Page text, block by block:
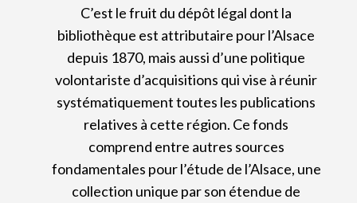
C’est le fruit du dépôt légal dont la
bibliothèque est attributaire pour l’Alsace
depuis 1870, mais aussi d’une politique
volontariste d’acquisitions qui vise à réunir
systématiquement toutes les publications
relatives à cette région. Ce fonds
comprend entre autres sources
fondamentales pour l’étude de l’Alsace, une
collection unique par son étendue de